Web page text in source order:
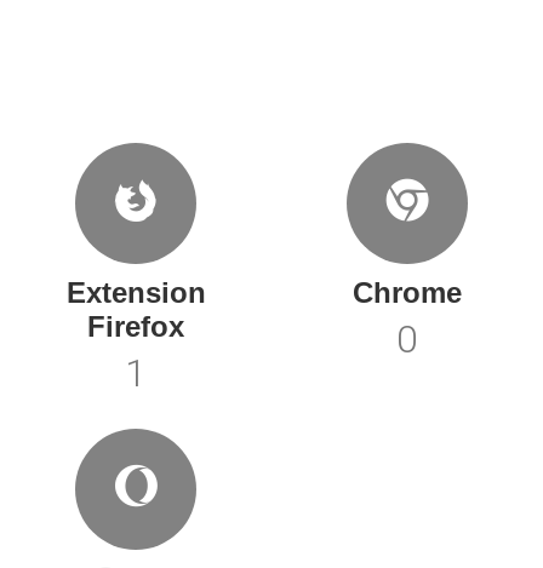
Extension
Firefox
1
Chrome
0